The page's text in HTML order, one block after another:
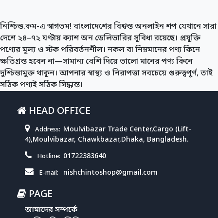
নিশ্চিন্ত.কম-এ স্বাগতম! বাংলাদেশের বিশ্বস্ত অনলাইন শপ যেখানে সারা
দেশে ২৪–৭২ ঘণ্টায় ক্যাশ অন ডেলিভারির সুবিধা রয়েছে। প্রযুক্তি
পণ্যের মূল্য ও স্টক পরিবর্তনশীল। নকল বা নিম্নমানের পণ্য কিনে
ক্ষতিগ্রস্ত হবেন না—সামান্য বেশি দিয়ে ভালো মানের পণ্য কিনে
দুশ্চিন্তামুক্ত থাকুন। আপনার স্বাস্থ্য ও নিরাপত্তা সবচেয়ে গুরুত্বপূর্ণ, তাই
সঠিক পণ্যই সঠিক সিদ্ধান্ত।
HEAD OFFICE
Address: Moulvibazar Trade Center,Cargo (Lift-
4),Moulvibazar, Chawkbazar,Dhaka, Bangladesh.
Hotline: 01722383640
E-mail: nishchintoshop@gmail.com
PAGE
আমাদের সম্পর্কে